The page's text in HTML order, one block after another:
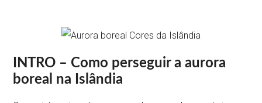
INTRO – Como perseguir a aurora
boreal na Islândia